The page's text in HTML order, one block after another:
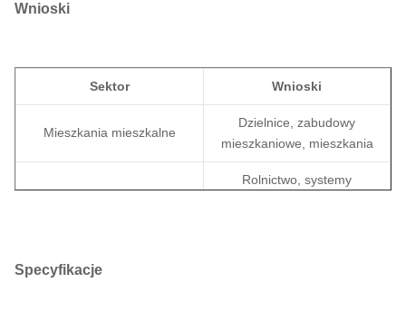
Wnioski
Sektor Wnioski
Mieszkania mieszkalne
Dzielnice, zabudowy
mieszkaniowe, mieszkania
Rolnictwo, systemy
Wydatki handlowe
Specyfikacje